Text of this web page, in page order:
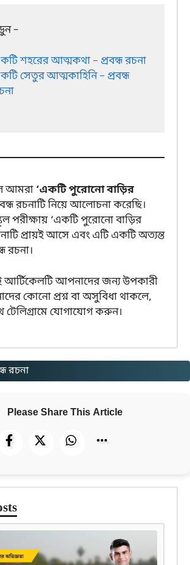
–
শহরের আত্মকথা – প্রবন্ধ রচনা
সেতুর আত্মকাহিনি – প্রবন্ধ
আমরা ‘একটি পুরোনো বাড়ির
রচনাটি নিয়ে আলোচনা করেছি।
পরীক্ষায় ‘একটি পুরোনো বাড়ির
প্রায়ই আসে এবং এটি একটি অত্যন্ত
রচনা।
আপনাদের জন্য উপকারী
কোনো প্রশ্ন বা অসুবিধা থাকলে,
টেলিগ্রামে যোগাযোগ করুন।
রচনা
Please Share This Article